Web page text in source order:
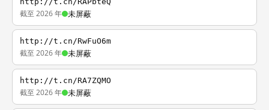
截至 2026 年 未屏蔽
http://t.cn/RwFuO6m
截至 2026 年 未屏蔽
http://t.cn/RA7ZQMO
截至 2026 年 未屏蔽